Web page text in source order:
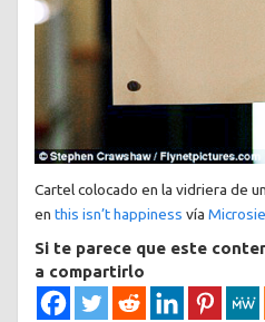
Cartel colocado en la vidriera de
en this isn’t happiness vía
Si te parece que este
a compartirlo